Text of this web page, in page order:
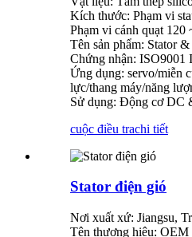
Kích thước: Phạm vi
Phạm vi cánh quạt 120
Tên sản phẩm: Stator
Chứng nhận: ISO9001
Ứng dụng: servo/miễn
lực/thang máy/năng
Sử dụng: Động cơ DC
cuộc điều trachi tiết
Stator điện gió
Nơi xuất xứ: Jiangsu,
Tên thương hiệu: